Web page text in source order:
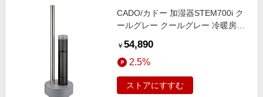
スポーツ・アウトドア・ゴルフ
旅行・レジャー・ホテル予約
生活・お役立ち
とことん買い物チャレンジ
Qoo10メガポ
CADO/カドー 加湿器STEM700i ク
ールグレー クールグレー 冷暖房空
￥ 54,890
2.5%
ストアにすすむ